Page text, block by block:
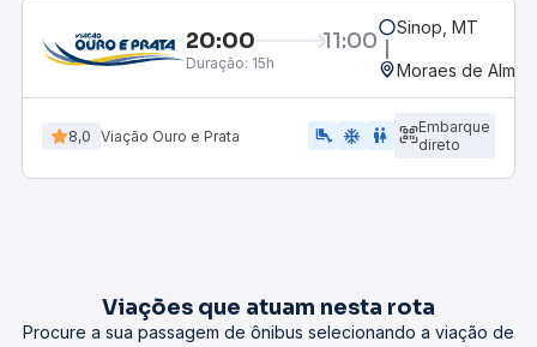
20:00 11:00
Duração: 15h
Sinop, MT
Moraes de
8,0 Viação Ouro e Prata airline_seat_legroom_extra ac_unit WC
Embarque
direto
Viações que atuam nesta rota
Procure a sua passagem de ônibus selecionando a viação de